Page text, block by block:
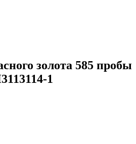
золота 585 пробы
1